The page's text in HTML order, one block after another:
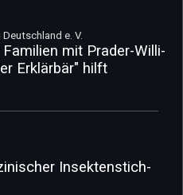
e. V.
mit Prader-Willi-
Erklärbär" hilft
Insektenstich-